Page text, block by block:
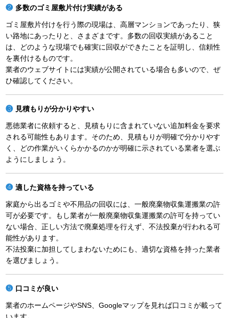
多数のゴミ屋敷片付け実績がある
ゴミ屋敷片付けを行う際の現場は、高層マンションであったり、狭
い路地にあったりと、さまざまです。多数の回収実績があること
は、どのような現場でも確実に回収ができたことを証明し、信頼性
を裏付けるものです。
業者のウェブサイトには実績が公開されている場合も多いので、ぜ
ひ確認してください。
見積もりが分かりやすい
悪徳業者に依頼すると、見積もりに含まれていない追加料金を要求
される可能性もあります。そのため、見積もりが明確で分かりやす
く、どの作業がいくらかかるのかが明確に示されている業者を選ぶ
ようにしましょう。
適した資格を持っている
家庭から出るゴミや不用品の回収には、一般廃棄物収集運搬業の許
可が必要です。もし業者が一般廃棄物収集運搬業の許可を持ってい
ない場合、正しい方法で廃棄処理を行えず、不法投棄が行われる可
能性があります。
不法投棄に加担してしまわないためにも、適切な資格を持った業者
を選びましょう。
口コミが良い
業者のホームページやSNS、Googleマップを見れば口コミが載って
います。